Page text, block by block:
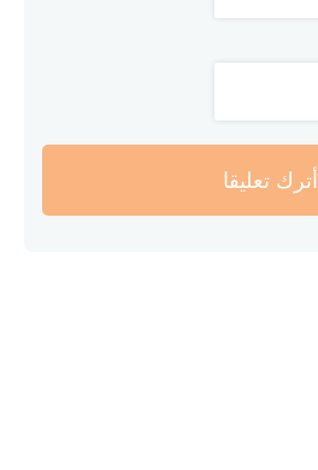
أترك تعليقا